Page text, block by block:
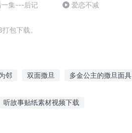
集---后记 爱恋不减
包下载。
邻 双面撒旦 多金公主的撒旦面具
听故事贴纸素材视频下载